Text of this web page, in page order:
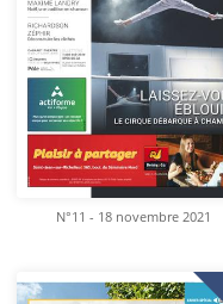
N°11 - 18 novembre 2021